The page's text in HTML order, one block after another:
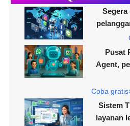
Segera
Pusat
Agent,
Coba
Sistem
layanan